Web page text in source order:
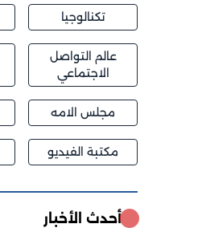
تكنالوجيا
عالم التواصل
الاجتماعي
مجلس الامه
مكتبة الفيديو
أحدث الأخبار